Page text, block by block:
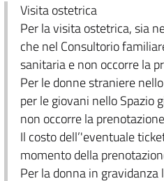
Visita ostetrica
Per la visita ostetrica, sia
che nel Consultorio
sanitaria e non occorre la
Per le donne straniere
per le giovani nello Spazio
non occorre la
Il costo dell’'eventuale
momento della
Per la donna in